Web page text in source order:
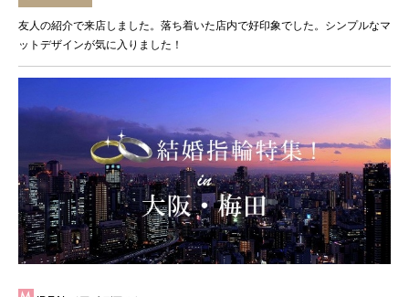
友人の紹介で来店しました。落ち着いた店内で好印象でした。シンプルなマ
ットデザインが気に入りました！